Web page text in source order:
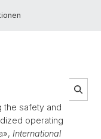
the safety and
operating
International